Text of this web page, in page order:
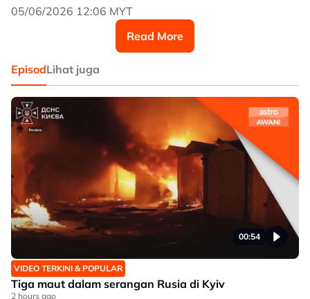
adil dan bijaksana bagi melindungi masa depan
pelajar tanpa menjejaskan standard profesion.
05/06/2026 12:06 MYT
Read More
EpisodLihat juga
00:54
VIDEO TERKINI & POPULAR
Tiga maut dalam serangan Rusia di Kyiv
2 hours ago